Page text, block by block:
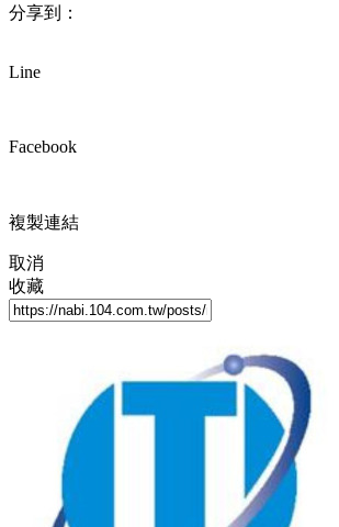
分享到：
Line
Facebook
複製連結
取消
收藏